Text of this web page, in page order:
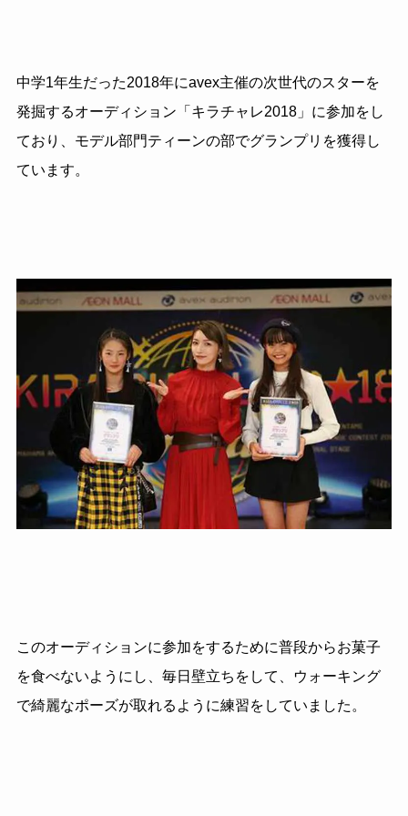
中学1年生だった2018年にavex主催の次世代のスターを
発掘するオーディション「キラチャレ2018」に参加をし
ており、モデル部門ティーンの部でグランプリを獲得し
ています。
このオーディションに参加をするために普段からお菓子
を食べないようにし、毎日壁立ちをして、ウォーキング
で綺麗なポーズが取れるように練習をしていました。